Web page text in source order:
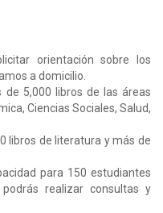
orientación sobre los
a domicilio.
de 5,000 libros de las áreas
Ciencias Sociales, Salud,
libros de literatura y más de
para 150 estudiantes
realizar consultas y